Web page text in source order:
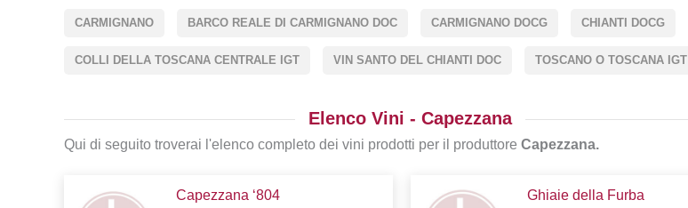
CARMIGNANO BARCO REALE DI CARMIGNANO DOC CARMIGNANO DOCG CHIANTI DOCG
COLLI DELLA TOSCANA CENTRALE IGT VIN SANTO DEL CHIANTI DOC TOSCANO O TOSCANA IGT
Elenco Vini - Capezzana
Qui di seguito troverai l'elenco completo dei vini prodotti per il produttore Capezzana.
Capezzana ‘804 Ghiaie della Furba